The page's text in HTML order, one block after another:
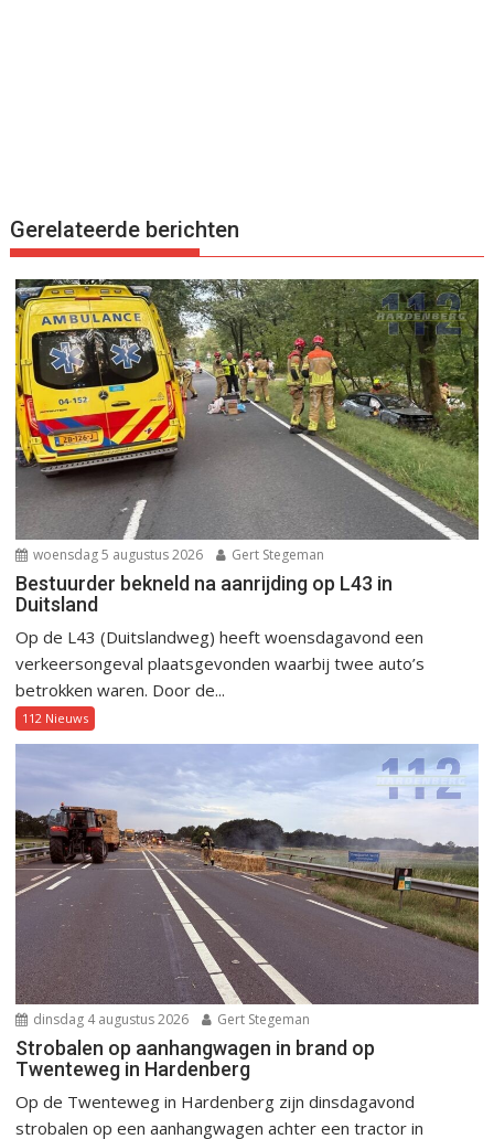
Gerelateerde berichten
woensdag 5 augustus 2026 Gert Stegeman
Bestuurder bekneld na aanrijding op L43 in
Duitsland
Op de L43 (Duitslandweg) heeft woensdagavond een
verkeersongeval plaatsgevonden waarbij twee auto’s
betrokken waren. Door de...
112 Nieuws
dinsdag 4 augustus 2026 Gert Stegeman
Strobalen op aanhangwagen in brand op
Twenteweg in Hardenberg
Op de Twenteweg in Hardenberg zijn dinsdagavond
strobalen op een aanhangwagen achter een tractor in